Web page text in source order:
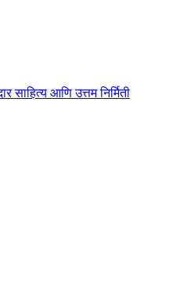
साहित्य आणि उत्तम निर्मिती